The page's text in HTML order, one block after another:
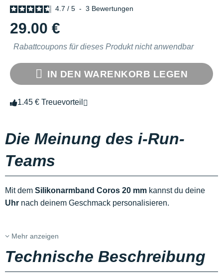
4.7 / 5 - 3 Bewertungen
29.00 €
Rabattcoupons für dieses Produkt nicht anwendbar
IN DEN WARENKORB LEGEN
1.45 € Treuevorteil
Die Meinung des i-Run-
Teams
Mit dem Silikonarmband Coros 20 mm kannst du deine
Uhr nach deinem Geschmack personalisieren.
Mehr anzeigen
Technische Beschreibung